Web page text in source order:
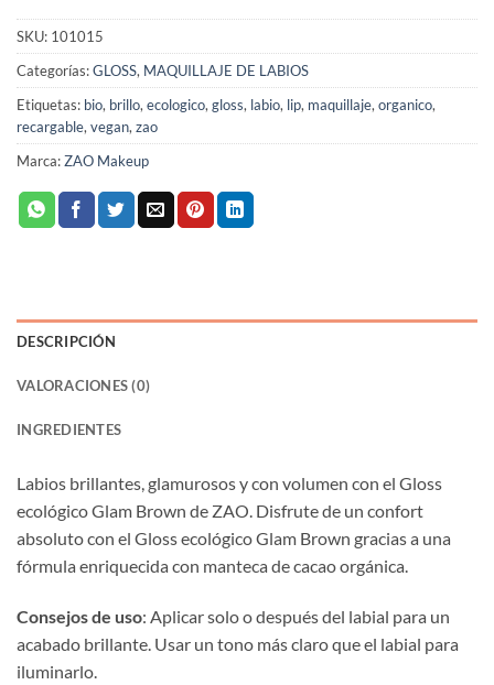
SKU: 101015
Categorías:GLOSS, MAQUILLAJE DE LABIOS
Etiquetas: bio, brillo,ecologico,gloss, labio, lip, maquillaje,organico,
recargable,vegan,zao
Marca:ZAO Makeup
DESCRIPCIÓN
VALORACIONES (0)
INGREDIENTES
Labios brillantes, glamurosos y con volumen con el Gloss
ecológico Glam Brown de ZAO. Disfrute de un confort
absoluto con el Gloss ecológico Glam Brown gracias a una
fórmula enriquecida con manteca de cacao orgánica.
Consejos de uso: Aplicar solo o después del labial para un
acabado brillante. Usar un tono más claro que el labial para
iluminarlo.